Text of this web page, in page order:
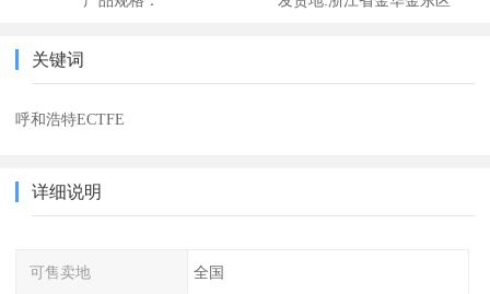
关键词
呼和浩特ECTFE
详细说明
可售卖地 全国